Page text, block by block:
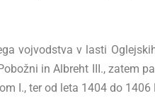
vojvodstva v lasti
in Albreht III., zatem
I., ter od leta 1404 do 1406